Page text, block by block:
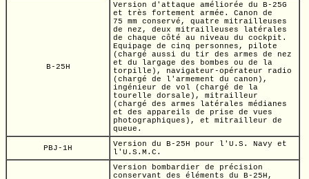
B-25H
Version d'attaque améliorée du B-25G
et très fortement armée. Canon de
75 mm conservé, quatre mitrailleuses
de nez, deux mitrailleuses latérales
de chaque côté au niveau du cockpit.
Equipage de cinq personnes, pilote
(chargé aussi du tir des armes de nez
et du largage des bombes ou de la
torpille), navigateur-opérateur radio
(chargé de l'armement du canon),
ingénieur de vol (chargé de la
tourelle dorsale), mitrailleur
(chargé des armes latérales médianes
et des appareils de prise de vues
photographiques), et mitrailleur de
queue.
PBJ-1H Version du B-25H pour l'U.S.
Navy et
l'U.S.M.C.
Version bombardier de précision
conservant des éléments du B-25H,